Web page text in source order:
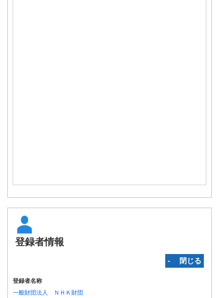
登録者情報
‐ 閉じる
登録者名称
一般財団法人 ＮＨＫ財団